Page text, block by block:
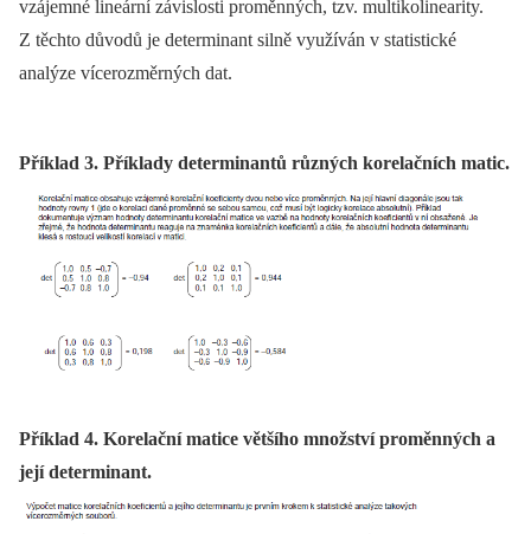
vzájemné lineární závislosti proměn­ných, tzv. multikolinearity.
Z těchto důvodů je determinant silně využíván v statistické
analýze vícerozměrných dat.
Příklad 3. Příklady determinantů různých korelačních matic.
Příklad 4. Korelační matice většího množství proměnných a
její determinant.